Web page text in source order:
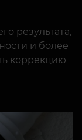
результата,
и более
коррекцию